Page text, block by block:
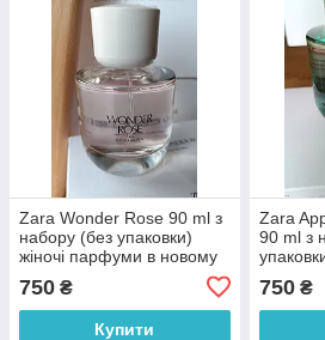
Zara Wonder Rose 90 ml з
набору (без упаковки)
жіночі парфуми в новому
дизайні(оригінал оригінал
Іспанія)
750 ₴
Купити
Zara
90 ml з
750₴